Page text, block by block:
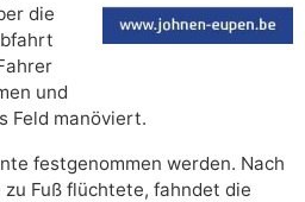
die
und
Feld manöviert.
festgenommen werden. Nach
Fuß flüchtete, fahndet die